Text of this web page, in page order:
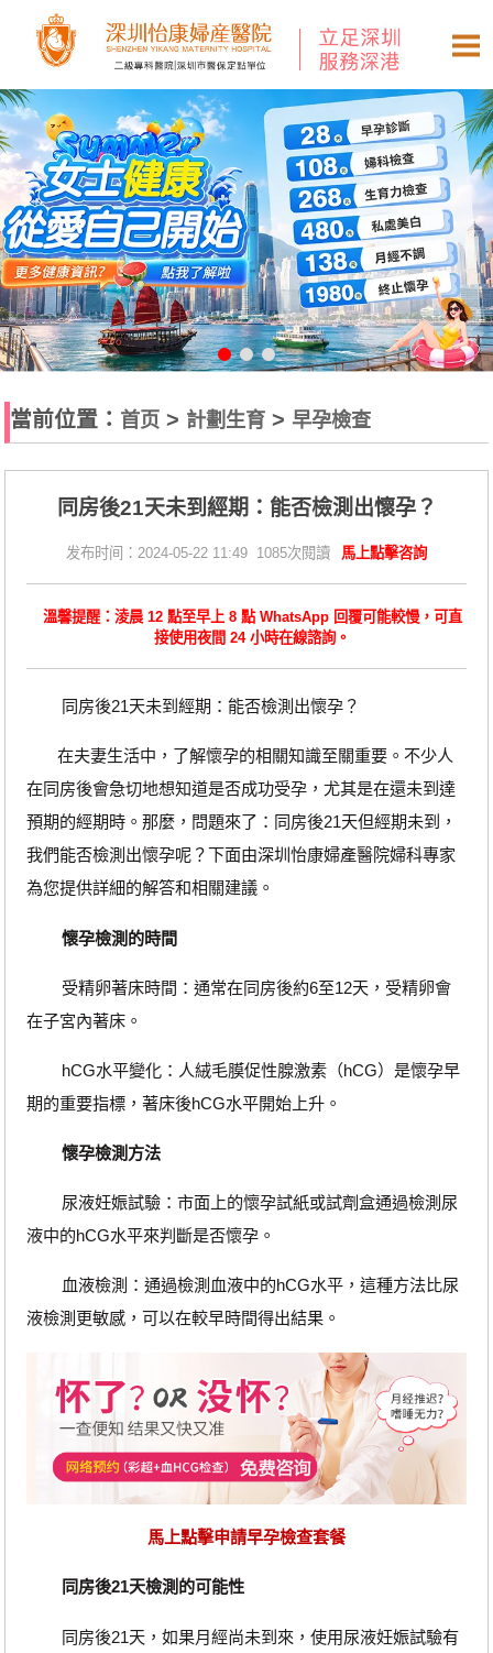
當前位置： 首页 > 計劃生育 >早孕檢查
同房後21天未到經期：能否檢測出懷孕？
发布时间：2024-05-22 11:49 1085次閱讀 馬上點擊咨詢
溫馨提醒：淩晨 12 點至早上 8 點 WhatsApp 回覆可能較慢，可直
接使用夜間 24 小時在線諮詢。
同房後21天未到經期：能否檢測出懷孕？
在夫妻生活中，了解懷孕的相關知識至關重要。不少人
在同房後會急切地想知道是否成功受孕，尤其是在還未到達
預期的經期時。那麼，問題來了：同房後21天但經期未到，
我們能否檢測出懷孕呢？下面由深圳怡康婦產醫院婦科專家
為您提供詳細的解答和相關建議。
懷孕檢測的時間
受精卵著床時間：通常在同房後約6至12天，受精卵會
在子宮內著床。
hCG水平變化：人絨毛膜促性腺激素（hCG）是懷孕早
期的重要指標，著床後hCG水平開始上升。
懷孕檢測方法
尿液妊娠試驗：市面上的懷孕試紙或試劑盒通過檢測尿
液中的hCG水平來判斷是否懷孕。
血液檢測：通過檢測血液中的hCG水平，這種方法比尿
液檢測更敏感，可以在較早時間得出結果。
馬上點擊申請早孕檢查套餐
同房後21天檢測的可能性
同房後21天，如果月經尚未到來，使用尿液妊娠試驗有